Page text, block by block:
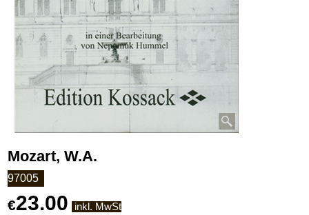
Mozart, W.A.
97005
€23.00
inkl. MwSt